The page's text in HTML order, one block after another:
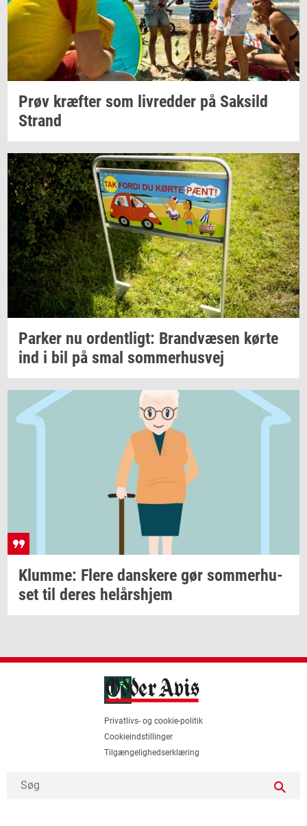
Prøv kræf­ter som liv­red­der på Sak­sild
Strand
Par­ker nu or­dent­ligt: Brand­væ­sen kørte
ind i bil på smal som­mer­hus­vej
Klum­me: Flere dan­ske­re gør som­mer­hu­
set til deres helårs­hjem
Privatlivs- og cookie-politik
Cookieindstillinger
Tilgængelighedserklæring